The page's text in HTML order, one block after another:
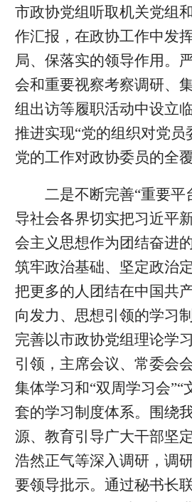
市政协党组听取机关党组
作汇报，在政协工作中发
局、保落实的领导作用。
会和重要视察考察调研、
组出访等履职活动中设立
推进实现“党的组织对党员
党的工作对政协委员的全覆
二是不断完善“重要平
导社会各界切实把习近平
会主义思想作为团结奋进
筑牢政治基础、坚定政治
把更多的人团结在中国共
向发力、思想引领的学习
完善以市政协党组理论学
引领，主席会议、常委会
集体学习和“双周学习会”“
套的学习制度体系。围绕
源、教育引导广大干部坚
浩然正气等深入调研，调
要领导批示。通过秘书长